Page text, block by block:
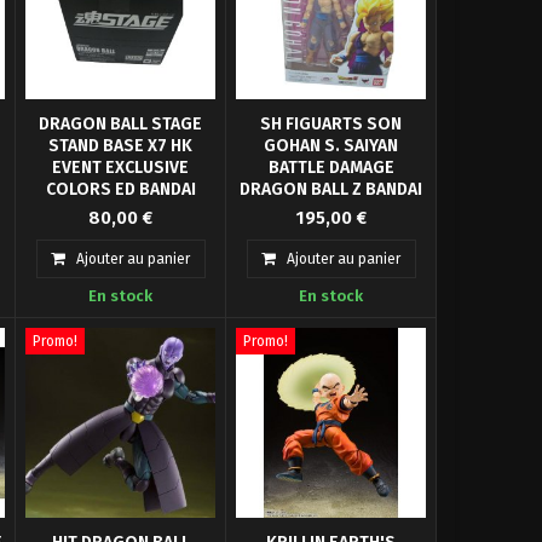
DRAGON BALL STAGE
STAND BASE X7 HK
EVENT EXCLUSIVE
COLORS ED BANDAI
Authentique Bandai
exhibition stage pour les
figurines Dragon
exclusive. (x7 différent)
80,00 €
Ajouter au panier
En stock
SH FIGUARTS SON
GOHAN S. SAIYAN
BATTLE DAMAGE
DRAGON BALL Z BANDAI
Neuf, scellé, parfait. Avec
une magnifique sculpture
et une super articulation
Gohan Super Saiyan et un
collectionneurs de la série
S.H.Figuarts Dragonball Z.
195,00 €
Ajouter au panier
En stock
Promo! Promo!